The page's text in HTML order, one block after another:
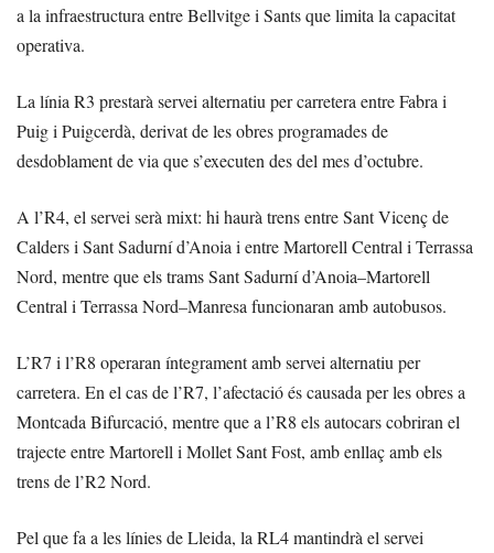
a la infraestructura entre Bellvitge i Sants que limita la capacitat
operativa.
La línia R3 prestarà servei alternatiu per carretera entre Fabra i
Puig i Puigcerdà, derivat de les obres programades de
desdoblament de via que s’executen des del mes d’octubre.
A l’R4, el servei serà mixt: hi haurà trens entre Sant Vicenç de
Calders i Sant Sadurní d’Anoia i entre Martorell Central i Terrassa
Nord, mentre que els trams Sant Sadurní d’Anoia–Martorell
Central i Terrassa Nord–Manresa funcionaran amb autobusos.
L’R7 i l’R8 operaran íntegrament amb servei alternatiu per
carretera. En el cas de l’R7, l’afectació és causada per les obres a
Montcada Bifurcació, mentre que a l’R8 els autocars cobriran el
trajecte entre Martorell i Mollet Sant Fost, amb enllaç amb els
trens de l’R2 Nord.
Pel que fa a les línies de Lleida, la RL4 mantindrà el servei